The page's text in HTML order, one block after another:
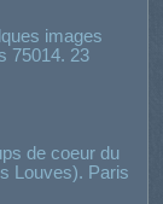
images
75014. 23
de coeur du
Louves). Paris